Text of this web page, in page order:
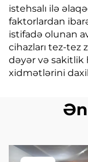
istehsalı ilə
faktorlardan
istifadə olunan
cihazları tez-tez
dəyər və sakitlik
xidmətlərini